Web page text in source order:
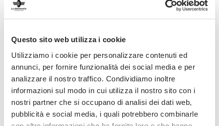
Questo sito web utilizza i cookie
Utilizziamo i cookie per personalizzare contenuti ed
annunci, per fornire funzionalità dei social media e per
analizzare il nostro traffico. Condividiamo inoltre
informazioni sul modo in cui utilizza il nostro sito con i
nostri partner che si occupano di analisi dei dati web,
pubblicità e social media, i quali potrebbero combinarle